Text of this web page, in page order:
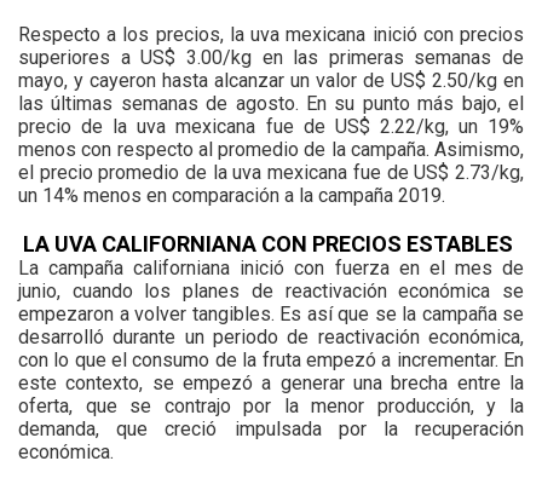
Respecto a los precios, la uva mexicana inició con precios
superiores a US$ 3.00/kg en las primeras semanas de
mayo, y cayeron hasta alcanzar un valor de US$ 2.50/kg en
las últimas semanas de agosto. En su punto más bajo, el
precio de la uva mexicana fue de US$ 2.22/kg, un 19%
menos con respecto al promedio de la campaña. Asimismo,
el precio promedio de la uva mexicana fue de US$ 2.73/kg,
un 14% menos en comparación a la campaña 2019.
LA UVA CALIFORNIANA CON PRECIOS ESTABLES
La campaña californiana inició con fuerza en el mes de
junio, cuando los planes de reactivación económica se
empezaron a volver tangibles. Es así que se la campaña se
desarrolló durante un periodo de reactivación económica,
con lo que el consumo de la fruta empezó a incrementar. En
este contexto, se empezó a generar una brecha entre la
oferta, que se contrajo por la menor producción, y la
demanda, que creció impulsada por la recuperación
económica.